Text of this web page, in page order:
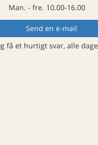
Man. - fre. 10.00-16.00
Send en e-mail
få et hurtigt svar, alle dage